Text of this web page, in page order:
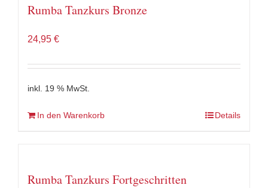
Rumba Tanzkurs Bronze
24,95 €
inkl. 19 % MwSt.
In den Warenkorb Details
Rumba Tanzkurs Fortgeschritten